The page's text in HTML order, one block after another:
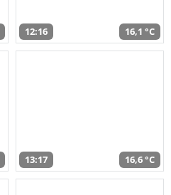
12:16 16,1 °C
13:17 16,6 °C